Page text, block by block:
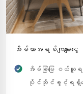
အိမ်ယာအရစ်ကျချေးငွေ
အိမ်ခြံမြေ ဝယ်ယူရ
ပိုင်ဆိုင်ခွင့်ရရှိစေရန်